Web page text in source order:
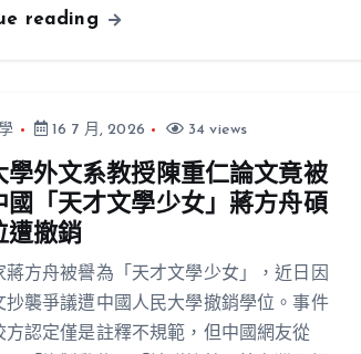
reading
16 7 月, 2026 34 views
學外文系教授陳重仁論文竟被
國「天才文學少女」蔣方舟碩
遭撤銷
蔣方舟被譽為「天才文學少女」，近日因
抄襲爭議遭中國人民大學撤銷學位。事件
方認定僅是註釋不規範，但中國網友從